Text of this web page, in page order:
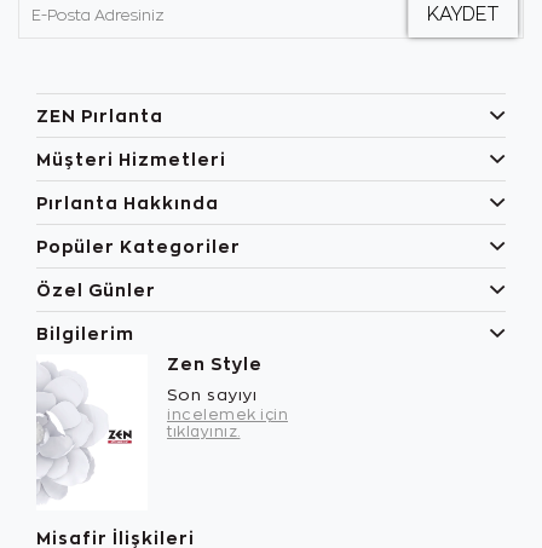
ZEN Pırlanta
Müşteri Hizmetleri
Pırlanta Hakkında
Popüler Kategoriler
Özel Günler
Bilgilerim
Zen Style
Son sayıyı
incelemek için
tıklayınız.
Misafir İlişkileri